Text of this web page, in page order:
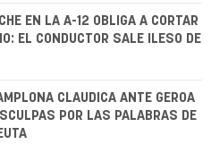
EN LA A-12 OBLIGA A CORTAR
EL CONDUCTOR SALE ILESO DE
CLAUDICA ANTE GEROA
POR LAS PALABRAS DE